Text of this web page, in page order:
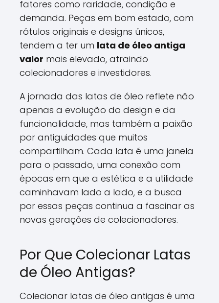
fatores como raridade, condição e
demanda. Peças em bom estado, com
rótulos originais e designs únicos,
tendem a ter um lata de óleo antiga
valor mais elevado, atraindo
colecionadores e investidores.
A jornada das latas de óleo reflete não
apenas a evolução do design e da
funcionalidade, mas também a paixão
por antiguidades que muitos
compartilham. Cada lata é uma janela
para o passado, uma conexão com
épocas em que a estética e a utilidade
caminhavam lado a lado, e a busca
por essas peças continua a fascinar as
novas gerações de colecionadores.
Por Que Colecionar Latas
de Óleo Antigas?
Colecionar latas de óleo antigas é uma